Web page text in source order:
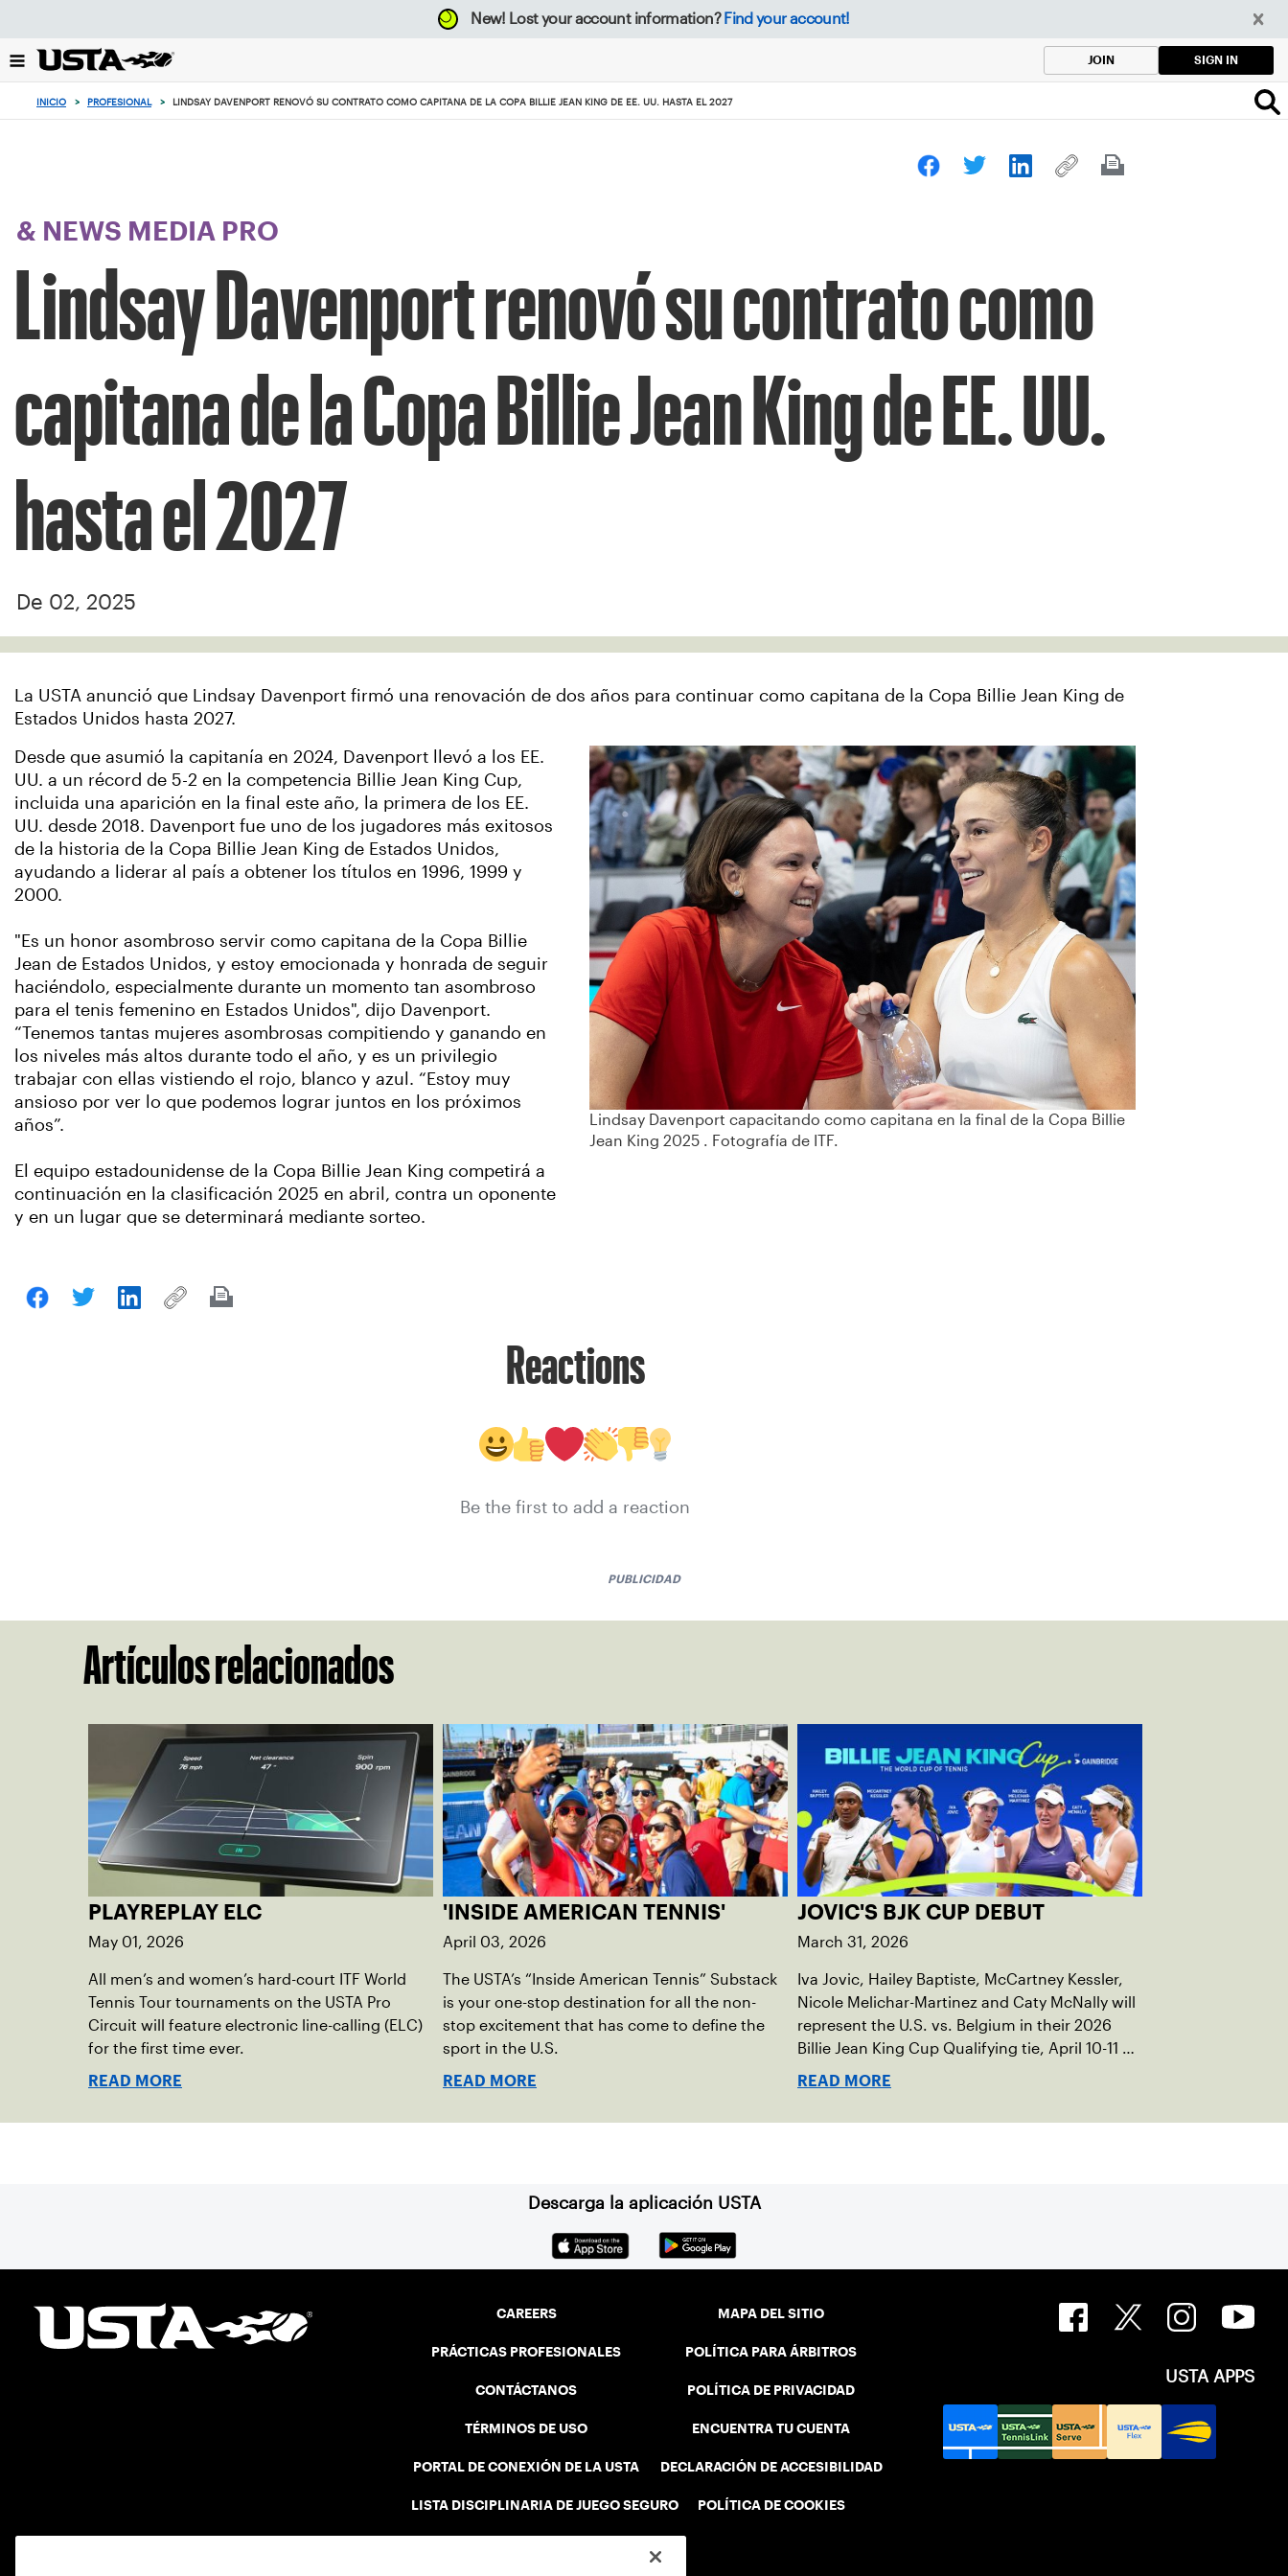
el
botón
New! Lost your account information? Find your account!
JOIN SIGN IN
INICIO > PROFESIONAL > LINDSAY DAVENPORT RENOVÓ SU CONTRATO COMO CAPITANA DE LA COPA BILLIE JEAN KING DE EE. UU. HASTA EL 2027
& NEWS MEDIA PRO
Lindsay Davenport renovó su contrato como
capitana de la Copa Billie Jean King de EE. UU.
hasta el 2027
De 02, 2025
La USTA anunció que Lindsay Davenport firmó una renovación de dos años para continuar como capitana de la Copa Billie Jean King de
Estados Unidos hasta 2027.
Desde que asumió la capitanía en 2024, Davenport llevó a los EE.
UU. a un récord de 5-2 en la competencia Billie Jean King Cup,
incluida una aparición en la final este año, la primera de los EE.
UU. desde 2018. Davenport fue uno de los jugadores más exitosos
de la historia de la Copa Billie Jean King de Estados Unidos,
ayudando a liderar al país a obtener los títulos en 1996, 1999 y
2000.
"Es un honor asombroso servir como capitana de la Copa Billie
Jean de Estados Unidos, y estoy emocionada y honrada de seguir
haciéndolo, especialmente durante un momento tan asombroso
para el tenis femenino en Estados Unidos", dijo Davenport.
“Tenemos tantas mujeres asombrosas compitiendo y ganando en
los niveles más altos durante todo el año, y es un privilegio
trabajar con ellas vistiendo el rojo, blanco y azul. “Estoy muy
ansioso por ver lo que podemos lograr juntos en los próximos
años”.
El equipo estadounidense de la Copa Billie Jean King competirá a
continuación en la clasificación 2025 en abril, contra un oponente
y en un lugar que se determinará mediante sorteo.
Lindsay Davenport capacitando como capitana en la final de la Copa Billie
Jean King 2025 . Fotografía de ITF.
Reactions
Be the first to add a reaction
PUBLICIDAD
Artículos relacionados
PLAYREPLAY ELC
May 01, 2026
All men’s and women’s hard-court ITF World
Tennis Tour tournaments on the USTA Pro
Circuit will feature electronic line-calling (ELC)
for the first time ever.
READ MORE
'INSIDE AMERICAN TENNIS'
April 03, 2026
The USTA’s “Inside American Tennis” Substack
is your one-stop destination for all the non-
stop excitement that has come to define the
sport in the U.S.
READ MORE
JOVIC'S BJK CUP DEBUT
March 31, 2026
Iva Jovic, Hailey Baptiste, McCartney Kessler,
Nicole Melichar-Martinez and Caty McNally will
represent the U.S. vs. Belgium in their 2026
Billie Jean King Cup Qualifying tie, April 10-11 on
indoor red clay in Ostend, Belgium.
READ MORE
Descarga la aplicación USTA
CAREERS
PRÁCTICAS PROFESIONALES
CONTÁCTANOS
TÉRMINOS DE USO
PORTAL DE CONEXIÓN DE LA USTA
LISTA DISCIPLINARIA DE JUEGO SEGURO
MAPA DEL SITIO
POLÍTICA PARA ÁRBITROS
POLÍTICA DE PRIVACIDAD
ENCUENTRA TU CUENTA
DECLARACIÓN DE ACCESIBILIDAD
POLÍTICA DE COOKIES
USTA APPS